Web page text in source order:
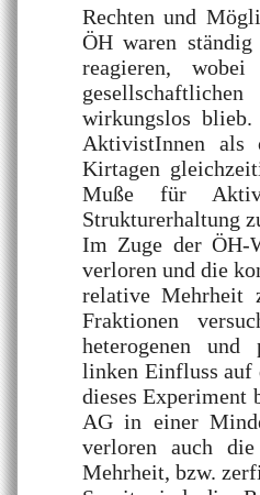
Rechten und
ÖH waren ständig
reagieren,
wirkungslos
AktivistInnen als
Kirtagen
Muße für
Strukturerhaltung
Im Zuge der ÖH-
verloren und die
relative Mehrheit
Fraktionen
heterogenen und
linken Einfluss auf
dieses Experiment
AG in einer
verloren auch
Mehrheit, bzw.